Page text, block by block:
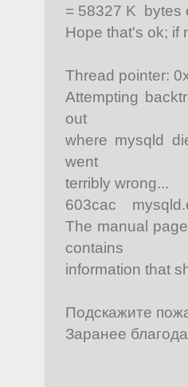
= 58327 K bytes
Hope that's ok; if
Thread pointer:
Attempting
out
where mysqld
went
terribly wrong...
603cac
The manual
contains
information that
Подскажите
Заранее